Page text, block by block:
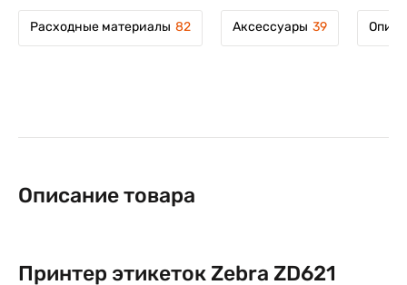
Расходные материалы 82 Аксессуары 39
Описание товара
Принтер этикеток Zebra ZD621